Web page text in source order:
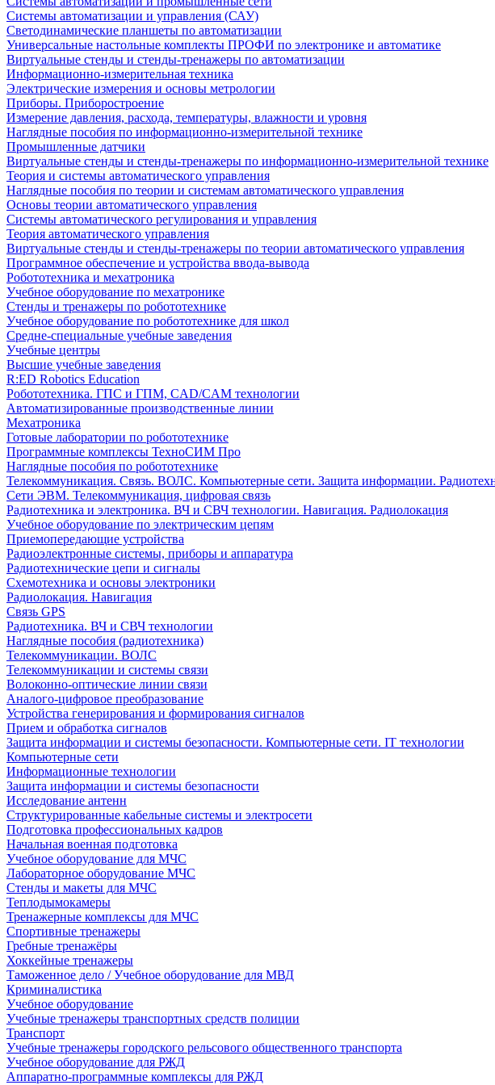
Системы автоматизации и управления (САУ)
Светодинамические планшеты по автоматизации
Универсальные настольные комплекты ПРОФИ по электронике и автоматике
Виртуальные стенды и стенды-тренажеры по автоматизации
Информационно-измерительная техника
Электрические измерения и основы метрологии
Приборы. Приборостроение
Измерение давления, расхода, температуры, влажности и уровня
Наглядные пособия по информационно-измерительной технике
Промышленные датчики
Виртуальные стенды и стенды-тренажеры по информационно-измерительной технике
Теория и системы автоматического управления
Наглядные пособия по теории и системам автоматического управления
Основы теории автоматического управления
Системы автоматического регулирования и управления
Теория автоматического управления
Виртуальные стенды и стенды-тренажеры по теории автоматического управления
Программное обеспечение и устройства ввода-вывода
Робототехника и мехатроника
Учебное оборудование по мехатронике
Стенды и тренажеры по робототехнике
Учебное оборудование по робототехнике для школ
Средне-специальные учебные заведения
Учебные центры
Высшие учебные заведения
R:ED Robotics Education
Робототехника. ГПС и ГПМ, CAD/CAM технологии
Автоматизированные производственные линии
Мехатроника
Готовые лаборатории по робототехнике
Программные комплексы ТехноСИМ Про
Наглядные пособия по робототехнике
Телекоммуникация. Связь. ВОЛС. Компьютерные сети. Защита информации.
Сети ЭВМ. Телекоммуникация, цифровая связь
Радиотехника и электроника. ВЧ и СВЧ технологии. Навигация. Радиолокация
Учебное оборудование по электрическим цепям
Приемопередающие устройства
Радиоэлектронные системы, приборы и аппаратура
Радиотехнические цепи и сигналы
Схемотехника и основы электроники
Радиолокация. Навигация
Связь GPS
Радиотехника. ВЧ и СВЧ технологии
Наглядные пособия (радиотехника)
Телекоммуникации. ВОЛС
Телекоммуникации и системы связи
Волоконно-оптические линии связи
Аналого-цифровое преобразование
Устройства генерирования и формирования сигналов
Прием и обработка сигналов
Защита информации и системы безопасности. Компьютерные сети. IT технологии
Компьютерные сети
Информационные технологии
Защита информации и системы безопасности
Исследование антенн
Структурированные кабельные системы и электросети
Подготовка профессиональных кадров
Начальная военная подготовка
Учебное оборудование для МЧС
Лабораторное оборудование МЧС
Стенды и макеты для МЧС
Теплодымокамеры
Тренажерные комплексы для МЧС
Спортивные тренажеры
Гребные тренажёры
Хоккейные тренажеры
Таможенное дело / Учебное оборудование для МВД
Криминалистика
Учебное оборудование
Учебные тренажеры транспортных средств полиции
Транспорт
Учебные тренажеры городского рельсового общественного транспорта
Учебное оборудование для РЖД
Аппаратно-программные комплексы для РЖД